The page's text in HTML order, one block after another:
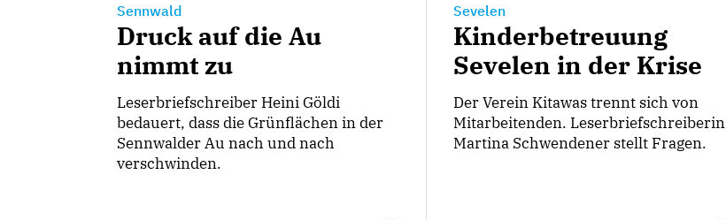
Sennwald
Druck auf die Au
nimmt zu
Leserbriefschreiber Heini Göldi
bedauert, dass die Grünflächen in der
Sennwalder Au nach und nach
verschwinden.
Sevelen
Kinderbetreuung
Sevelen in der Krise
Der Verein Kitawas trennt sich von
Mitarbeitenden. Leserbriefschreiberin
Martina Schwendener stellt Fragen.